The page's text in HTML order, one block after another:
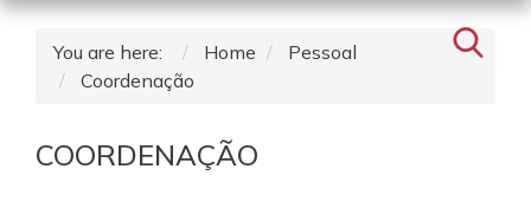
You are here: Home
Pessoal
Coordenação
COORDENAÇÃO